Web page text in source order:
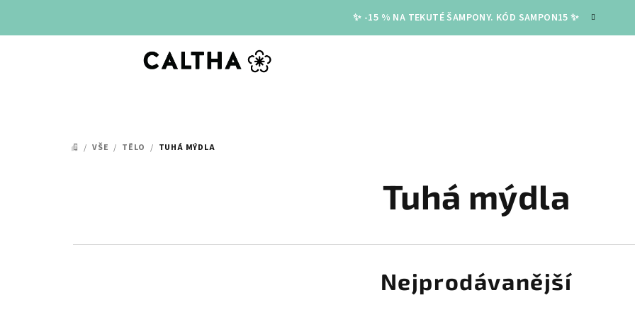
✨ -15 % NA TEKUTÉ ŠAMPONY. KÓD SAMPON15 ✨
DOMŮ
/ VŠE / TĚLO / TUHÁ MÝDLA
Tuhá mýdla
Nejprodávanější